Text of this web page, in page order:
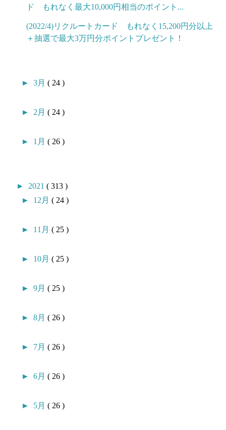
ド もれなく最大10,000円相当のポイント...
(2022/4)リクルートカード もれなく15,200円分以上
＋抽選で最大3万円分ポイントプレゼント！
►3月( 24 )
► 2月( 24 )
► 1月( 26 )
► 2021( 313 )
► 12月( 24 )
► 11月( 25 )
► 10月( 25 )
►9月( 25 )
►8月( 26 )
► 7月( 26 )
►6月( 26 )
► 5月( 26 )